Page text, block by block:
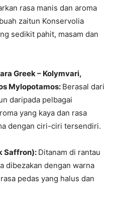
rasa manis dan aroma
zaitun Konservolia
sedikit pahit, masam dan
Greek – Kolymvari,
Mylopotamos: Berasal dari
daripada pelbagai
yang kaya dan rasa
dengan ciri-ciri tersendiri.
Saffron): Ditanam di rantau
dibezakan dengan warna
pedas yang halus dan